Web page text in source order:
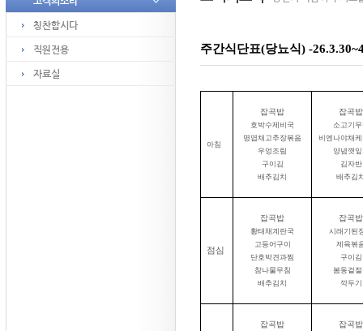
주간식단표(당뇨식) -
아침
잡곡밥
호박수제비국
명엽채고추장볶음
우엉조림
구이김
배추김치
잡곡밥
소고기
비엔나야채
양념깻잎
김자반
배추김
점심
잡곡밥
황태채계란국
고등어구이
단호박견과찜
참나물무침
배추김치
잡곡밥
시래기된
제육볶
구이김
봄동겉절
깍두기
잡곡밥 잡곡밥